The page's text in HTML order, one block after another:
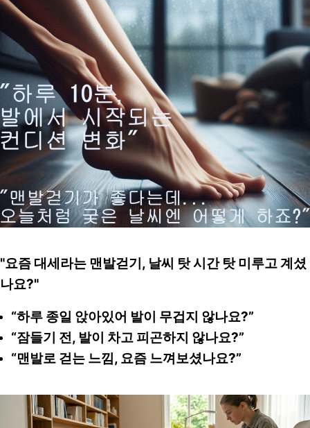
"요즘 대세라는 맨발걷기, 날씨 탓 시간 탓 미루고 계셨
나요?"
“하루 종일 앉아있어 발이 무겁지 않나요?”
“잠들기 전, 발이 차고 피곤하지 않나요?”
“맨발로 걷는 느낌, 요즘 느껴보셨나요?”